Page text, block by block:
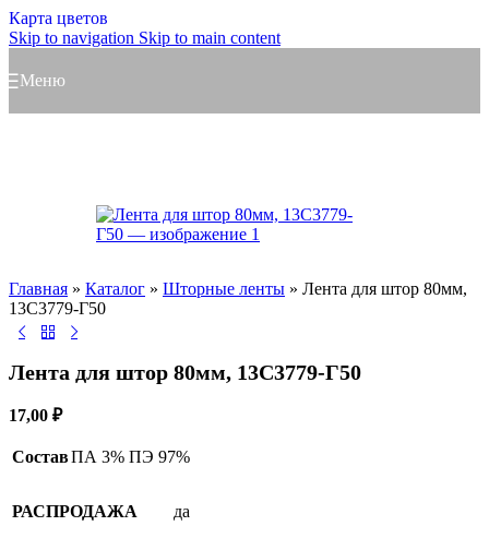
Карта цветов
Skip to navigation Skip to main content
Меню
Главная » Каталог » Шторные ленты » Лента для штор 80мм,
13С3779-Г50
Лента для штор 80мм, 13С3779-Г50
17,00 ₽
СоставПА 3% ПЭ 97%
РАСПРОДАЖА да